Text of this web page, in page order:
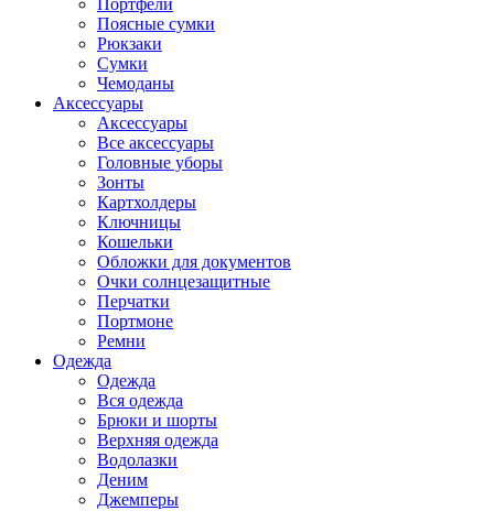
Портфели
Поясные сумки
Рюкзаки
Сумки
Чемоданы
Аксессуары
Аксессуары
Все аксессуары
Головные уборы
Зонты
Картхолдеры
Ключницы
Кошельки
Обложки для документов
Очки солнцезащитные
Перчатки
Портмоне
Ремни
Одежда
Одежда
Вся одежда
Брюки и шорты
Верхняя одежда
Водолазки
Деним
Джемперы